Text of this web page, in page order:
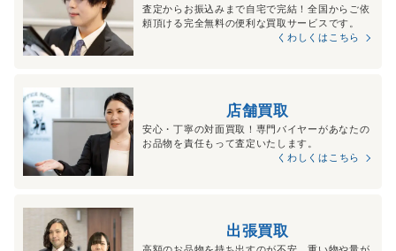
査定からお振込みまで自宅で完結！全国からご依
頼頂ける完全無料の便利な買取サービスです。
くわしくはこちら
店舗買取
安心・丁寧の対面買取！専門バイヤーがあなたの
お品物を責任もって査定いたします。
くわしくはこちら
出張買取